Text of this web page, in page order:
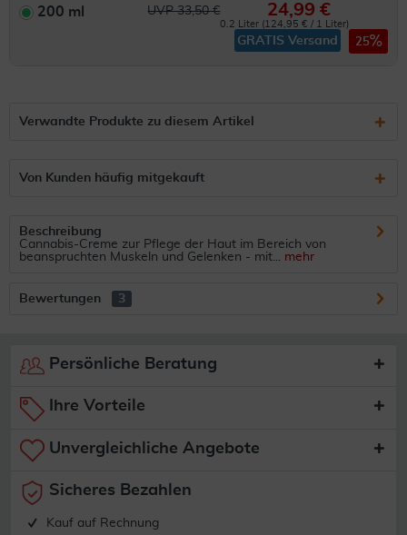
200 ml UVP 33,50 € 24,99 €
0.2 Liter (124,95 € / 1 Liter)
GRATIS Versand 25
Verwandte Produkte zu diesem Artikel
Von Kunden häufig mitgekauft
Beschreibung
Cannabis-Creme zur Pflege der Haut im Bereich von
beanspruchten Muskeln und Gelenken - mit... mehr
Bewertungen 3
Persönliche Beratung
Ihre Vorteile
Unvergleichliche Angebote
Sicheres Bezahlen
Kauf auf Rechnung